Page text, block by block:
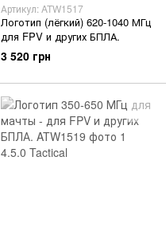
Артикул: ATW1517
Логотип (лёгкий) 620-1040 МГц
для FPV и других БПЛА.
3 520 грн